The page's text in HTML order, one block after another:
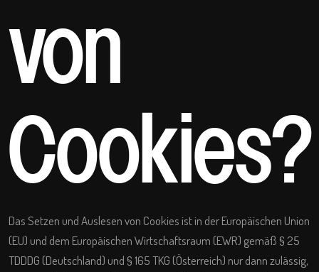
von
Cookies?
Das Setzen und Auslesen von Cookies ist in der Europäischen Union
(EU) und dem Europäischen Wirtschaftsraum (EWR) gemäß § 25
TDDDG (Deutschland) und § 165 TKG (Österreich) nur dann zulässig,